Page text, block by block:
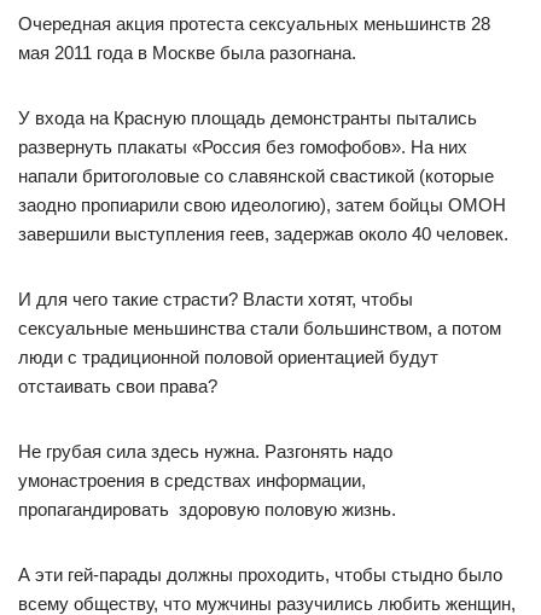
Очередная акция протеста сексуальных меньшинств 28
мая 2011 года в Москве была разогнана.
У входа на Красную площадь демонстранты пытались
развернуть плакаты «Россия без гомофобов». На них
напали бритоголовые со славянской свастикой (которые
заодно пропиарили свою идеологию), затем бойцы ОМОН
завершили выступления геев, задержав около 40 человек.
И для чего такие страсти? Власти хотят, чтобы
сексуальные меньшинства стали большинством, а потом
люди с традиционной половой ориентацией будут
отстаивать свои права?
Не грубая сила здесь нужна. Разгонять надо
умонастроения в средствах информации,
пропагандировать здоровую половую жизнь.
А эти гей-парады должны проходить, чтобы стыдно было
всему обществу, что мужчины разучились любить женщин,